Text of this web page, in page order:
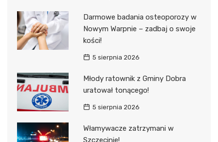
Darmowe badania osteoporozy w
Nowym Warpnie – zadbaj o swoje
kości!
5 sierpnia 2026
Młody ratownik z Gminy Dobra
uratował tonącego!
5 sierpnia 2026
Włamywacze zatrzymani w
Szczecinie!